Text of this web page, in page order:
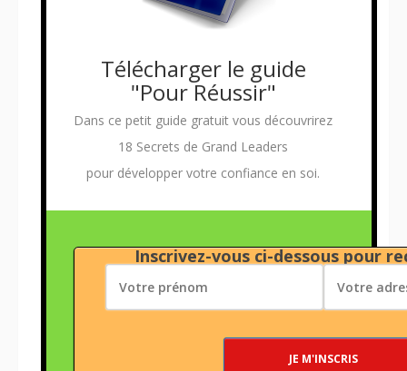
Télécharger le guide
"Pour Réussir"
Dans ce petit guide gratuit vous découvrirez
18 Secrets de Grand Leaders
pour développer votre confiance en soi.
Inscrivez-vous ci-dessous pour